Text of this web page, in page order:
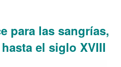
para las sangrías,
el siglo XVIII